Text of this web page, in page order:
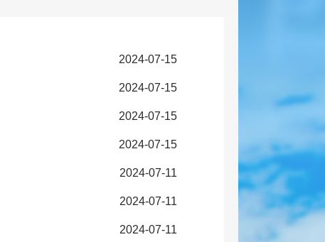
2024-07-15
2024-07-15
2024-07-15
2024-07-15
2024-07-11
2024-07-11
2024-07-11